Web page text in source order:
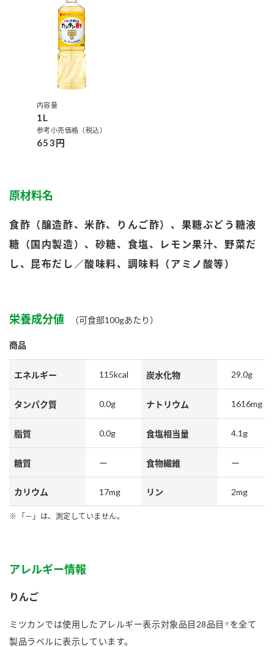
内容量
1L
参考小売価格（税込）
653円
原材料名
食酢（醸造酢、米酢、りんご酢）、果糖ぶどう糖液
糖（国内製造）、砂糖、食塩、レモン果汁、野菜だ
し、昆布だし／酸味料、調味料（アミノ酸等）
栄養成分値 （可食部100gあたり）
商品
エネルギー 115kcal 炭水化物 29.0g
タンパク質 0.0g ナトリウム 1616mg
脂質 0.0g 食塩相当量 4.1g
糖質 ー 食物繊維 ー
カリウム 17mg リン 2mg
「－」は、測定していません。
アレルギー情報
りんご
ミツカンでは使用したアレルギー表示対象品目28品目 ※ を全て
製品ラベルに表示しています。